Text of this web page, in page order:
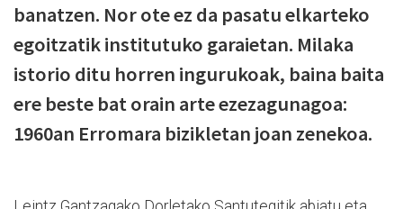
banatzen. Nor ote ez da pasatu elkarteko
egoitzatik institutuko garaietan. Milaka
istorio ditu horren ingurukoak, baina baita
ere beste bat orain arte ezezagunagoa:
1960an Erromara bizikletan joan zenekoa.